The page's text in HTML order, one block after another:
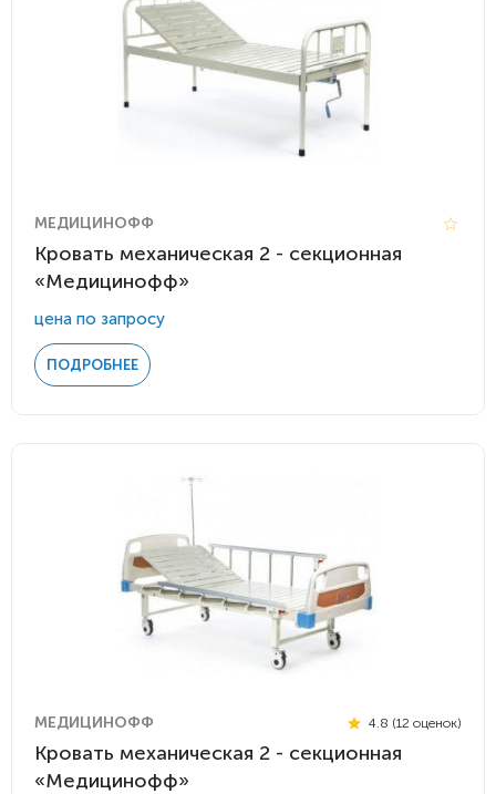
МЕДИЦИНОФФ
Кровать механическая 2 - секционная
«Медицинофф»
цена по запросу
ПОДРОБНЕЕ
МЕДИЦИНОФФ 4.8 (12 оценок)
Кровать механическая 2 - секционная
«Медицинофф»